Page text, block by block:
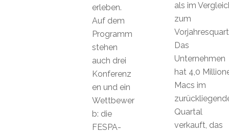
als im
zum
Das
Unternehmen
hat 4,0
Macs im
Quartal
verkauft, das
erleben.
Auf dem
Programm
stehen
auch drei
Konferenz
en und ein
Wettbewer
b: die
FESPA-